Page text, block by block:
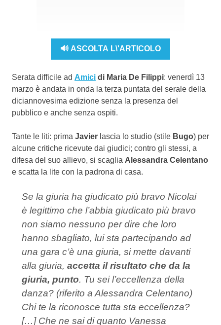
🔊 ASCOLTA L\'ARTICOLO
Serata difficile ad Amici di Maria De Filippi: venerdì 13
marzo è andata in onda la terza puntata del serale della
diciannovesima edizione senza la presenza del
pubblico e anche senza ospiti.
Tante le liti: prima Javier lascia lo studio (stile Bugo) per
alcune critiche ricevute dai giudici; contro gli stessi, a
difesa del suo allievo, si scaglia Alessandra Celentano
e scatta la lite con la padrona di casa.
Se la giuria ha giudicato più bravo Nicolai
è legittimo che l’abbia giudicato più bravo
non siamo nessuno per dire che loro
hanno sbagliato, lui sta partecipando ad
una gara c’è una giuria, si mette davanti
alla giuria, accetta il risultato che da la
giuria, punto. Tu sei l’eccellenza della
danza? (riferito a Alessandra Celentano)
Chi te la riconosce tutta sta eccellenza?
[…] Che ne sai di quanto Vanessa